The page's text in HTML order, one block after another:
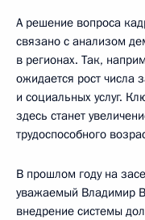
А решение вопроса
связано с анализом
в регионах. Так,
ожидается рост числа
и социальных услуг.
здесь станет
трудоспособного
В прошлом году на
уважаемый Владимир
внедрение системы